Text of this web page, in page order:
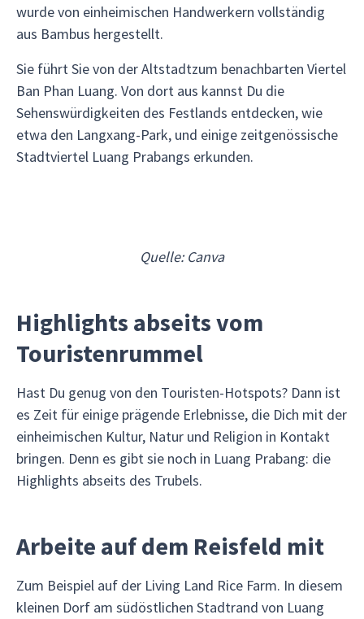
wurde von einheimischen Handwerkern vollständig
aus Bambus hergestellt.
Sie führt Sie von der Altstadtzum benachbarten Viertel
Ban Phan Luang. Von dort aus kannst Du die
Sehenswürdigkeiten des Festlands entdecken, wie
etwa den Langxang-Park, und einige zeitgenössische
Stadtviertel Luang Prabangs erkunden.
Quelle: Canva
Highlights abseits vom
Touristenrummel
Hast Du genug von den Touristen-Hotspots? Dann ist
es Zeit für einige prägende Erlebnisse, die Dich mit der
einheimischen Kultur, Natur und Religion in Kontakt
bringen. Denn es gibt sie noch in Luang Prabang: die
Highlights abseits des Trubels.
Arbeite auf dem Reisfeld mit
Zum Beispiel auf der Living Land Rice Farm. In diesem
kleinen Dorf am südöstlichen Stadtrand von Luang